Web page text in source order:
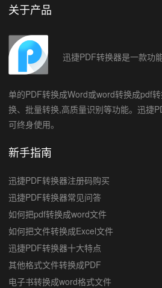
关于产品
迅捷PDF转换器是一款功
单的PDF转换成Word或word转换成pdf
换、批量转换,高质量识别等功能。迅捷
可终身使用。
新手指南
迅捷PDF转换器注册码购买
迅捷PDF转换器常见问答
如何把pdf转换成word文件
如何把文件转换成Excel文件
迅捷PDF转换器十大特点
其他格式文件转换成PDF
电子书转换成word格式文件